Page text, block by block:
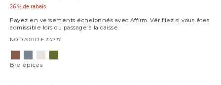
26 % de rabais
Payez en versements échelonnés avec Affirm. Vérifiez si vous êtes
admissible lors du passage à la caisse.
NO D’ARTICLE 217737
Variations
épicesdenimivoire
Bre épices